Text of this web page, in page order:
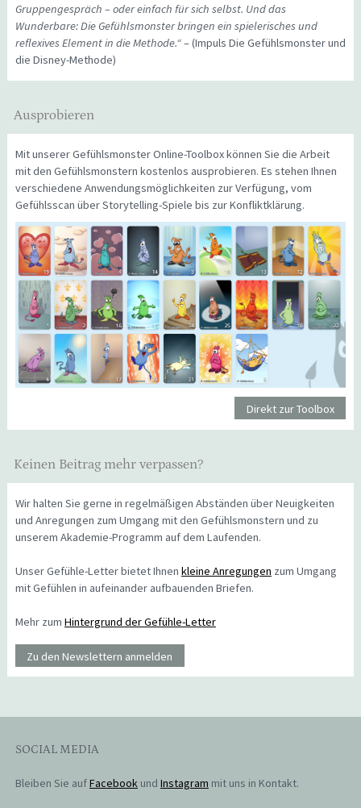
Gruppengespräch – oder einfach für sich selbst. Und das
Wunderbare: Die Gefühlsmonster bringen ein spielerisches und
reflexives Element in die Methode.“– (Impuls Die Gefühlsmonster und
die Disney-Methode)
Ausprobieren
Mit unserer Gefühlsmonster Online-Toolbox können Sie die Arbeit
mit den Gefühlsmonstern kostenlos ausprobieren. Es stehen Ihnen
verschiedene Anwendungsmöglichkeiten zur Verfügung, vom
Gefühlsscan über Storytelling-Spiele bis zur Konfliktklärung.
Direkt zur Toolbox
Keinen Beitrag mehr verpassen?
Wir halten Sie gerne in regelmäßigen Abständen über Neuigkeiten
und Anregungen zum Umgang mit den Gefühlsmonstern und zu
unserem Akademie-Programm auf dem Laufenden.
Unser Gefühle-Letter bietet Ihnen kleine Anregungen zum Umgang
mit Gefühlen in aufeinander aufbauenden Briefen.
Mehr zum Hintergrund der Gefühle-Letter
Zu den Newslettern anmelden
SOCIAL MEDIA
Bleiben Sie aufFacebookund Instagram mit uns in Kontakt.